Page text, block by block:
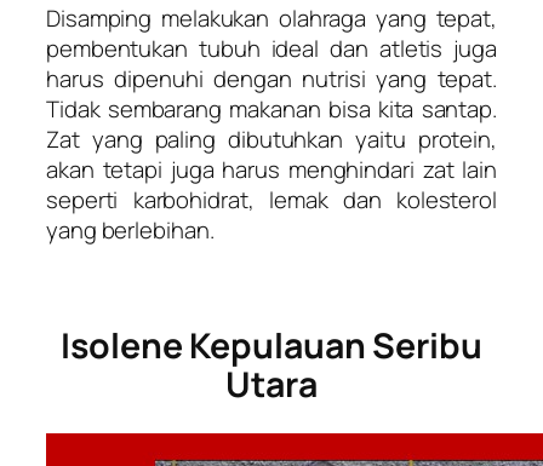
Disamping melakukan olahraga yang tepat,
pembentukan tubuh ideal dan atletis juga
harus dipenuhi dengan nutrisi yang tepat.
Tidak sembarang makanan bisa kita santap.
Zat yang paling dibutuhkan yaitu protein,
akan tetapi juga harus menghindari zat lain
seperti karbohidrat, lemak dan kolesterol
yang berlebihan.
Isolene Kepulauan Seribu
Utara